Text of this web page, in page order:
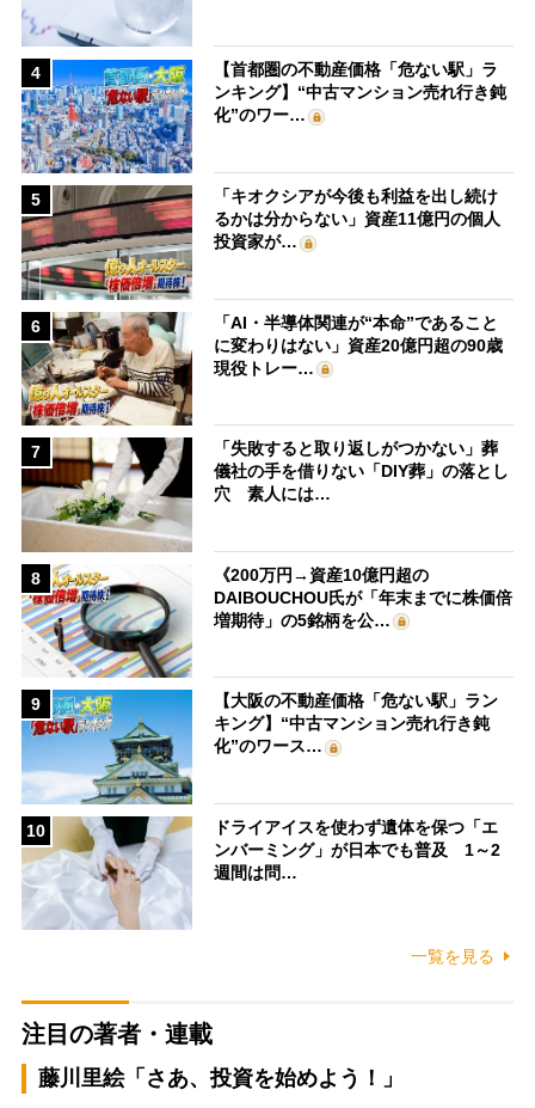
4
【首都圏の不動産価格「危ない駅」ラ
ンキング】“中古マンション売れ行き鈍
化”のワー…
5
「キオクシアが今後も利益を出し続け
るかは分からない」資産11億円の個人
投資家が…
6
「AI・半導体関連が“本命”であること
に変わりはない」資産20億円超の90歳
現役トレー…
7
「失敗すると取り返しがつかない」葬
儀社の手を借りない「DIY葬」の落とし
穴 素人には…
8
《200万円→資産10億円超の
DAIBOUCHOU氏が「年末までに株価倍
増期待」の5銘柄を公…
9
【大阪の不動産価格「危ない駅」ラン
キング】“中古マンション売れ行き鈍
化”のワース…
10
ドライアイスを使わず遺体を保つ「エ
ンバーミング」が日本でも普及 1～2
週間は問…
一覧を見る
注目の著者・連載
藤川里絵「さあ、投資を始めよう！」